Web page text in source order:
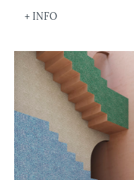
+ INFO